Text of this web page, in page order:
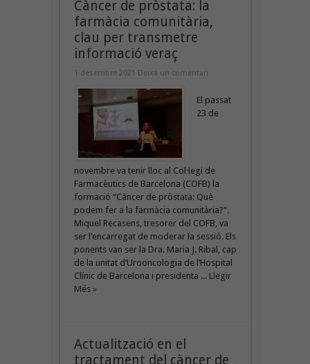
Càncer de pròstata: la
farmàcia comunitària,
clau per transmetre
informació veraç
1 desembre 2021 Deixa un comentari
El passat
23 de
novembre va tenir lloc al Col·legi de
Farmacèutics de Barcelona (COFB) la
formació “Càncer de pròstata: Què
podem fer a la farmàcia comunitària?“.
Miquel Recasens, tresorer del COFB, va
ser l’encarregat de moderar la sessió. Els
ponents van ser la Dra. Maria J. Ribal, cap
de la unitat d’Urooncologia de l’Hospital
Clínic de Barcelona i presidenta ... Llegir
Més »
Actualització en el
tractament del càncer de